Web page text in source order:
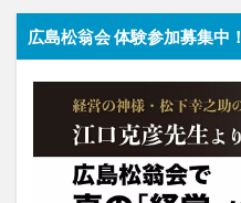
広島松翁会 体験参加募集中！